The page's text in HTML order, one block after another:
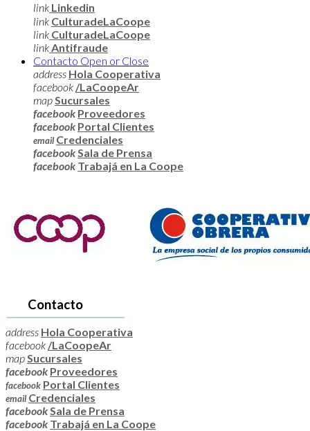
link Linkedin
link CulturadeLaCoope
link CulturadeLaCoope
linkAntifraude
Contacto Open or Close
address Hola Cooperativa
facebook /LaCoopeAr
mapSucursales
facebook Proveedores
facebook Portal Clientes
email Credenciales
facebookSala de Prensa
facebook Trabajá en La Coope
Contacto
address Hola Cooperativa
facebook /LaCoopeAr
mapSucursales
facebook Proveedores
facebook Portal Clientes
email Credenciales
facebookSala de Prensa
facebook Trabajá en La Coope